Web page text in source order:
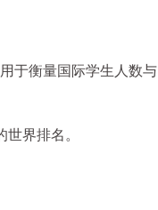
用于衡量国际学生人数与
界排名。